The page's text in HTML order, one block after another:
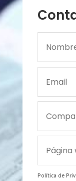
Política de